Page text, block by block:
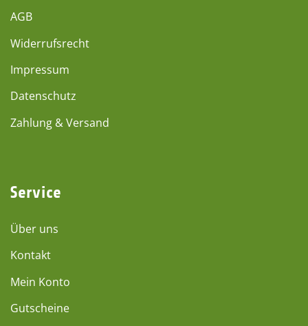
AGB
Widerrufsrecht
Impressum
Datenschutz
Zahlung & Versand
Service
Über uns
Kontakt
Mein Konto
Gutscheine